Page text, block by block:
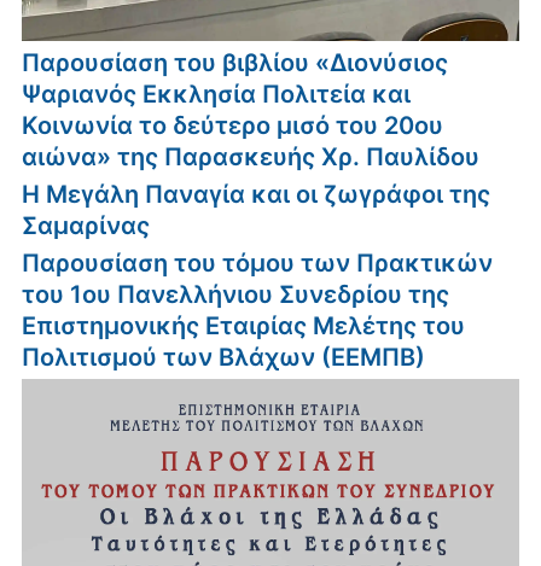
Παρουσίαση του βιβλίου «Διονύσιος
Ψαριανός Εκκλησία Πολιτεία και
Κοινωνία το δεύτερο μισό του 20ου
αιώνα» της Παρασκευής Χρ. Παυλίδου
Η Μεγάλη Παναγία και οι ζωγράφοι της
Σαμαρίνας
Παρουσίαση του τόμου των Πρακτικών
του 1ου Πανελλήνιου Συνεδρίου της
Επιστημονικής Εταιρίας Μελέτης του
Πολιτισμού των Βλάχων (ΕΕΜΠΒ)